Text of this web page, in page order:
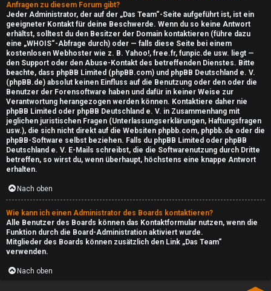
Anfragen zu diesem Forum gibt?
Jeder Administrator, der auf der „Das Team“-Seite aufgeführt ist, ist ein
geeigneter Kontakt für deine Beschwerde. Wenn du so keine Antwort
erhältst, solltest du den Besitzer der Domain kontaktieren (führe dazu
eine „WHOIS“-Abfrage durch) oder — falls diese Seite bei einem
kostenlosen Webhoster wie z. B. Yahoo!, free.fr, funpic.de usw. liegt —
den Support oder den Abuse-Kontakt des betreffenden Dienstes. Bitte
beachte, dass phpBB Limited (phpBB.com) und phpBB Deutschland e. V.
(phpBB.de) absolut keinen Einfluss auf die Benutzung oder den oder die
Benutzer der Forensoftware haben und dafür in keiner Weise zur
Verantwortung herangezogen werden können. Kontaktiere daher nie
phpBB Limited oder phpBB Deutschland e. V. in Zusammenhang mit
jeglichen juristischen Fragen (Unterlassungserklärungen, Haftungsfragen
usw.), die sich nicht direkt auf die Websiten phpbb.com, phpbb.de oder die
phpBB-Software selbst beziehen. Falls du phpBB Limited oder phpBB
Deutschland e. V. E-Mails schreibst, die die Softwarenutzung durch Dritte
betreffen, so wirst du, wenn überhaupt, höchstens eine knappe Antwort
erhalten.
Nach oben
Wie kann ich einen Administrator des Boards kontaktieren?
Alle Benutzer des Boards können das Kontaktformular nutzen, wenn die
Funktion durch die Board-Administration aktiviert wurde.
Mitglieder des Boards können zusätzlich den Link „Das Team“
verwenden.
Nach oben
N
e
x
C
a
s
t